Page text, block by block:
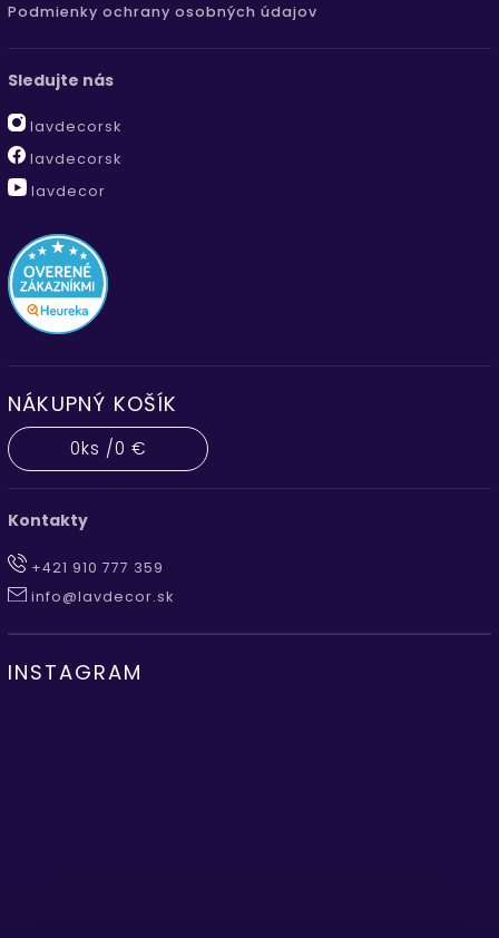
Podmienky ochrany osobných údajov
Sledujte nás
lavdecorsk
lavdecorsk
lavdecor
NÁKUPNÝ KOŠÍK
0ks /0 €
Kontakty
+421 910 777 359
info@lavdecor.sk
INSTAGRAM